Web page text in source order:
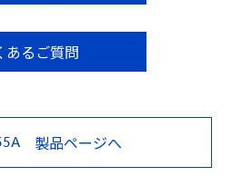
あるご質問
製品ページへ